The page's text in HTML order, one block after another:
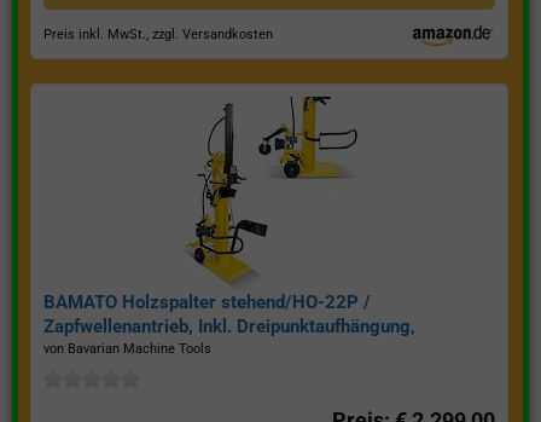
Preis inkl. MwSt., zzgl. Versandkosten
BAMATO Holzspalter stehend/HO-22P /
Zapfwellenantrieb, Inkl. Dreipunktaufhängung,
Spaltkraft 22 Tonnen*
von Bavarian Machine Tools